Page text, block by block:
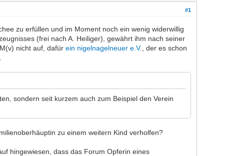
#1
zu erfüllen und im Moment noch ein wenig widerwillig
(frei nach A. Heiliger), gewährt ihm nach seiner
nicht auf, dafürein nigelnagelneuer e.V.
, der es schon
sondern seit kurzem auch zum Beispiel den Verein
zu einem weitern Kind verholfen?
hingewiesen, dass das Forum Opferin eines